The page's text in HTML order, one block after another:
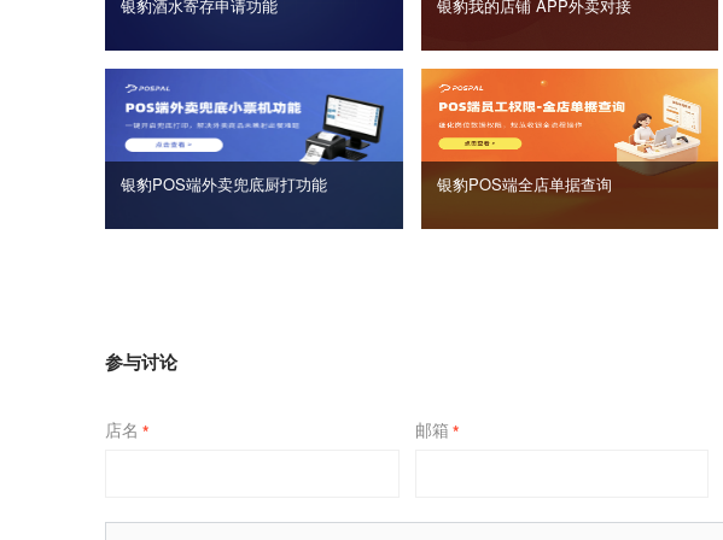
银豹酒水寄存申请功能 银豹我的店铺 APP外卖对接
银豹POS端外卖兜底厨打功能 银豹POS端全店单据查询
参与讨论
店名 * 邮箱 *